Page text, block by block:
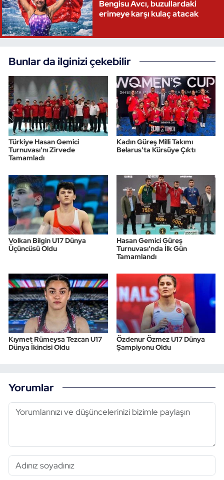
Bengisu Avcı, buzullardaki
erimeye karşı kulaç atacak
Bunlar da ilginizi çekebilir
Türkiye Hasan Gemici
Turnuvası'nı Zirvede
Tamamladı
Kadın Güreş Milli Takımı
Belarus'ta Kürsüye Çıktı
Volkan Bilgin U17 Dünya
Üçüncüsü Oldu
Hasan Gemici Güreş
Turnuvası'nda İlk Gün
Tamamlandı
Kıymet Rümeysa Tezcan U17
Dünya İkincisi Oldu
Özdenur Özmez U17 Dünya
Şampiyonu Oldu
Yorumlar